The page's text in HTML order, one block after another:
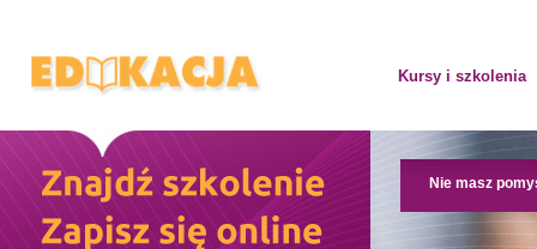
Kursy i szkolenia
Nie masz